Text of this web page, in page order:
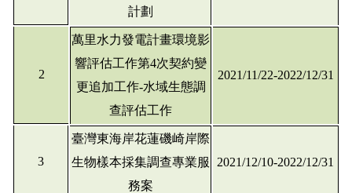
計劃
2
萬里水力發電計畫環境影
響評估工作第4次契約變
更追加工作-水域生態調
查評估工作
2021/11/22-2022/12/31
3
臺灣東海岸花蓮磯崎岸際
生物樣本採集調查專業服
務案
2021/12/10-2022/12/31